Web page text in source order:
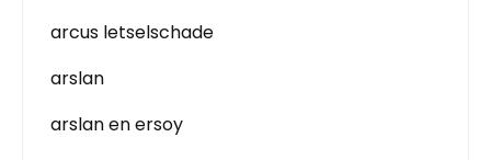
arcus letselschade
arslan
arslan en ersoy